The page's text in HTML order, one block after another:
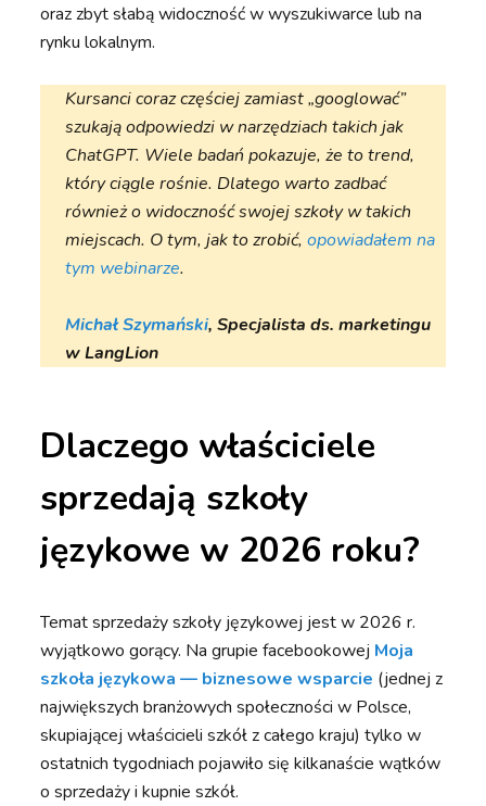
oraz zbyt słabą widoczność w wyszukiwarce lub na
rynku lokalnym.
Kursanci coraz częściej zamiast „googlować”
szukają odpowiedzi w narzędziach takich jak
ChatGPT. Wiele badań pokazuje, że to trend,
który ciągle rośnie. Dlatego warto zadbać
również o widoczność swojej szkoły w takich
miejscach. O tym, jak to zrobić,opowiadałem na
tym webinarze.
Michał Szymański, Specjalista ds. marketingu
w LangLion
Dlaczego właściciele
sprzedają szkoły
językowe w 2026 roku?
Temat sprzedaży szkoły językowej jest w 2026 r.
wyjątkowo gorący. Na grupie facebookowej Moja
szkoła językowa — biznesowe wsparcie (jednej z
największych branżowych społeczności w Polsce,
skupiającej właścicieli szkół z całego kraju) tylko w
ostatnich tygodniach pojawiło się kilkanaście wątków
o sprzedaży i kupnie szkół.